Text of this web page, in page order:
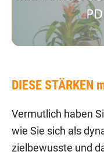
DIESE
Vermutlich haben
wie Sie sich als
zielbewusste und